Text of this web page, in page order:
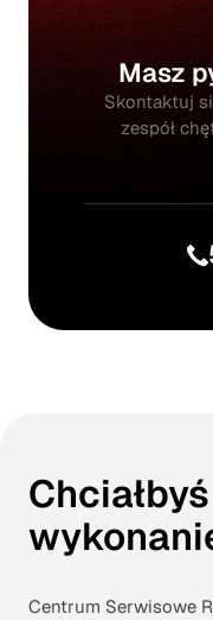
Masz
Skontaktuj
zespół
Centrum Serwisowe